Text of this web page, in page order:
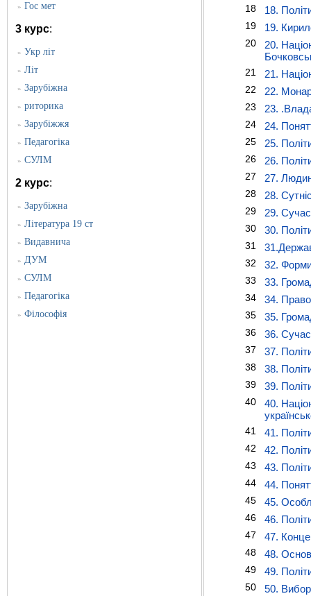
» Гос мет
3 курс:
» Укр літ
» Літ
» Зарубіжна
» риторика
» Зарубіжжя
» Педагогіка
» СУЛМ
2 курс:
» Зарубіжна
» Література 19 ст
» Видавнича
» ДУМ
» СУЛМ
» Педагогіка
» Філософія
18 18.
19 19.
20
20.
21 21.
22 22.
23 23.
24 24.
25 25.
26 26.
27 27.
28 28.
29 29.
30 30.
31
32 32.
33 33.
34 34.
35 35.
36 36.
37 37.
38 38.
39 39.
40
40.
41 41.
42 42.
43 43.
44 44.
45 45.
46 46.
47 47.
48 48.
49 49.
50 50.